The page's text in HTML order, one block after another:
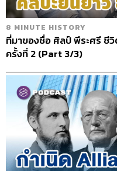
8 MINUTE HISTORY
ที่มาของชื่อ ศิลป์ พีระศรี ชี
ครั้งที่ 2 (Part 3/3)